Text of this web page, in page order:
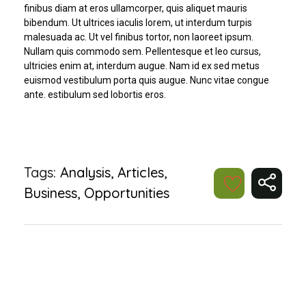
finibus diam at eros ullamcorper, quis aliquet mauris
bibendum. Ut ultrices iaculis lorem, ut interdum turpis
malesuada ac. Ut vel finibus tortor, non laoreet ipsum.
Nullam quis commodo sem. Pellentesque et leo cursus,
ultricies enim at, interdum augue. Nam id ex sed metus
euismod vestibulum porta quis augue. Nunc vitae congue
ante. estibulum sed lobortis eros.
Tags: Analysis, Articles,
Business, Opportunities